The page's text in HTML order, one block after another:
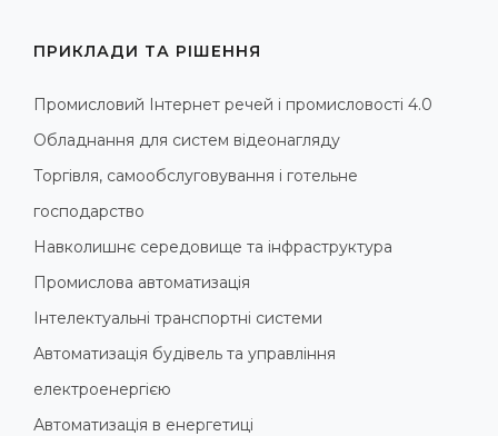
ПРИКЛАДИ ТА РІШЕННЯ
Промисловий Інтернет речей і промисловості 4.0
Обладнання для систем відеонагляду
Торгівля, самообслуговування і готельне
господарство
Навколишнє середовище та інфраструктура
Промислова автоматизація
Інтелектуальні транспортні системи
Автоматизація будівель та управління
електроенергією
Автоматизація в енергетиці